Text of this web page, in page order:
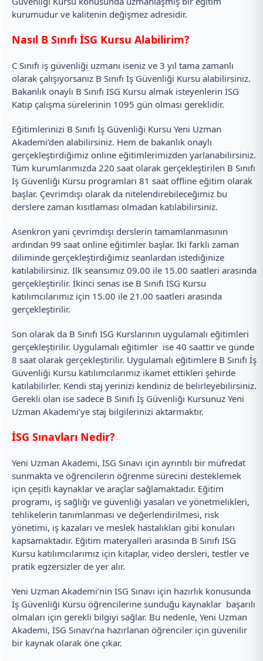
kurumudur ve kalitenin değişmez adresidir.
Nasıl B Sınıfı İSG Kursu Alabilirim?
C Sınıfı iş güvenliği uzmanı iseniz ve 3 yıl tama zamanlı
olarak çalışıyorsanız B Sınıfı İş Güvenliği Kursu alabilirsiniz.
Bakanlık onaylı B Sınıfı İSG Kursu almak isteyenlerin İSG
Katip çalışma sürelerinin 1095 gün olması gereklidir.
Eğitimlerinizi B Sınıfı İş Güvenliği Kursu Yeni Uzman
Akademi’den alabilirsiniz. Hem de bakanlık onaylı
gerçekleştirdiğimiz online eğitimlerimizden yarlanabilirsiniz.
Tüm kurumlarımızda 220 saat olarak gerçekleştirilen B Sınıfı
İş Güvenliği Kursu programları 81 saat offline eğitim olarak
başlar. Çevrimdışı olarak da nitelendirebileceğimiz bu
derslere zaman kısıtlaması olmadan katılabilirsiniz.
Asenkron yani çevrimdışı derslerin tamamlanmasının
ardından 99 saat online eğitimler başlar. İki farklı zaman
diliminde gerçekleştirdiğimiz seanlardan istediğinize
katılabilirsiniz. İlk seansımız 09.00 ile 15.00 saatleri arasında
gerçekleştirilir. İkinci senas ise B Sınıfı İSG Kursu
katılımcılarımız için 15.00 ile 21.00 saatleri arasında
gerçekleştirilir.
Son olarak da B Sınıfı İSG Kurslarının uygulamalı eğitimleri
gerçekleştirilir. Uygulamalı eğitimler ise 40 saattir ve günde
8 saat olarak gerçekleştirilir. Uygulamalı eğitimlere B Sınıfı İş
Güvenliği Kursu katılımcılarımız ikamet ettikleri şehirde
katılabilirler. Kendi staj yerinizi kendiniz de belirleyebilirsiniz.
Gerekli olan ise sadece B Sınıfı İş Güvenliği Kursunuz Yeni
Uzman Akademi’ye staj bilgilerinizi aktarmaktır.
İSG Sınavları Nedir?
Yeni Uzman Akademi, İSG Sınavı için ayrıntılı bir müfredat
sunmakta ve öğrencilerin öğrenme sürecini desteklemek
için çeşitli kaynaklar ve araçlar sağlamaktadır. Eğitim
programı, iş sağlığı ve güvenliği yasaları ve yönetmelikleri,
tehlikelerin tanımlanması ve değerlendirilmesi, risk
yönetimi, iş kazaları ve meslek hastalıkları gibi konuları
kapsamaktadır. Eğitim materyalleri arasında B Sınıfı İSG
Kursu katılımcılarımız için kitaplar, video dersleri, testler ve
pratik egzersizler de yer alır.
Yeni Uzman Akademi’nin İSG Sınavı için hazırlık konusunda
İş Güvenliği Kursu öğrencilerine sunduğu kaynaklar başarılı
olmaları için gerekli bilgiyi sağlar. Bu nedenle, Yeni Uzman
Akademi, İSG Sınavı’na hazırlanan öğrenciler için güvenilir
bir kaynak olarak öne çıkar.